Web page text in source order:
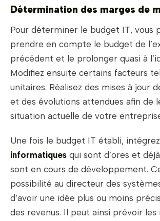
Détermination des marges de
Pour déterminer le budget IT, vous
prendre en compte le budget de
précédent et le prolonger quasi à
Modifiez ensuite certains facteurs
unitaires. Réalisez des mises à jour
et des évolutions attendues afin de
situation actuelle de votre
Une fois le budget IT établi,
informatiques qui sont d’ores et
sont en cours de développement.
possibilité au directeur des
d’avoir une idée plus ou moins
des revenus. Il peut ainsi prévoir les